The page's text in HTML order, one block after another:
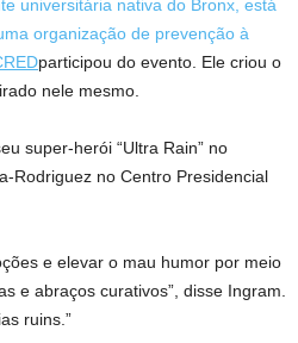
universitária nativa do Bronx, está
organização de prevenção à
participou do evento. Ele criou o
nele mesmo.
super-herói “Ultra Rain” no
Rodriguez no Centro Presidencial
e elevar o mau humor por meio
e abraços curativos”, disse Ingram.
ruins.”